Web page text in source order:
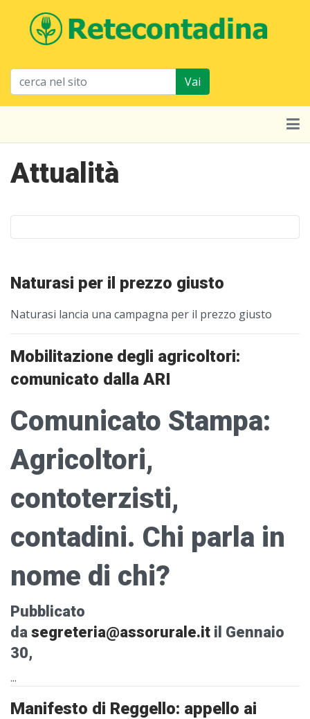
Vai
Attualità
Naturasi per il prezzo giusto
Naturasi lancia una campagna per il prezzo giusto
Mobilitazione degli agricoltori:
comunicato dalla ARI
Comunicato Stampa:
Agricoltori,
contoterzisti,
contadini. Chi parla in
nome di chi?
Pubblicato
da segreteria@assorurale.it il Gennaio
30,
...
Manifesto di Reggello: appello ai